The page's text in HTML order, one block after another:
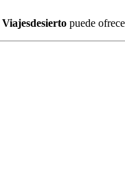
Viajesdesierto puede